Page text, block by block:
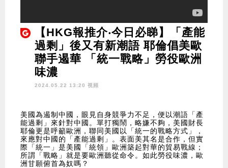
【HKG報推介‧今日必睇】「產能
過剩」後又有新潮語 耶倫倡美歐
聯手遏華 「統一戰略」勞役歐洲
味濃
2024.05.22 13:20 視頻
美國為遏制中國，眼見自身競爭力不足，便以潮語「產
能過剩」來針對中國。單打獨鬧，略嫌不夠，美國財長
耶倫更是呼籲歐洲，聯同美國以「統一的戰略方式」，
來應對中國的「產能過剩」。表面美其名是合作，但實
際「統一」是美國「統領」歐洲築起對華的貿易戰線；
所謂「戰略」就是要歐洲聽從命令。如此勞役味濃，歐
洲甘願俯首為奴嗎？